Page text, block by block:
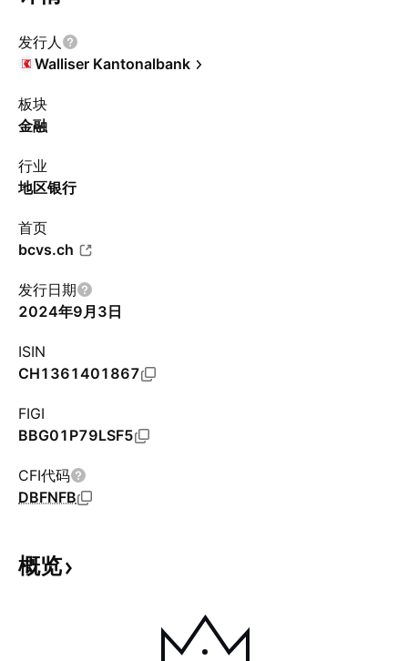
发行人
Walliser Kantonalbank
板块
金融
行业
地区银行
首页
bcvs.ch
发行日期
2024年9月3日
ISIN
CH1361401867
FIGI
BBG01P79LSF5
CFI代码
DBFNFB
概览